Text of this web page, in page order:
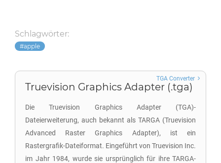
Schlagwörter:
apple
Truevision Graphics Adapter (.tga)
Die Truevision Graphics Adapter (TGA)-
Dateierweiterung, auch bekannt als TARGA (Truevision
Advanced Raster Graphics Adapter), ist ein
Rastergrafik-Dateiformat. Eingeführt von Truevision Inc.
im Jahr 1984, wurde sie ursprünglich für ihre TARGA-
TGA Converter